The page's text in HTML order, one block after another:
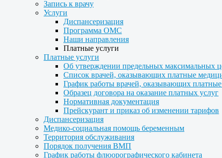
Запись к врачу
Услуги
Диспансеризация
Программа ОМС
Наши направления
Платные услуги
Платные услуги
Об утверждении предельных максимальных
Список врачей, оказывающих платные
График работы врачей, оказывающих
Образец договора на оказание платных услуг
Нормативная документация
Прейскурант и приказ об изменении тарифов
Диспансеризация
Медико-социальная помощь беременным
Территория обслуживания
Порядок получения ВМП
График работы флюорографического кабинета